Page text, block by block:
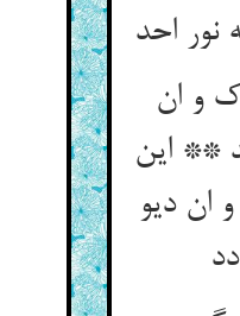
نور احد
و ان
** این
ان دیو